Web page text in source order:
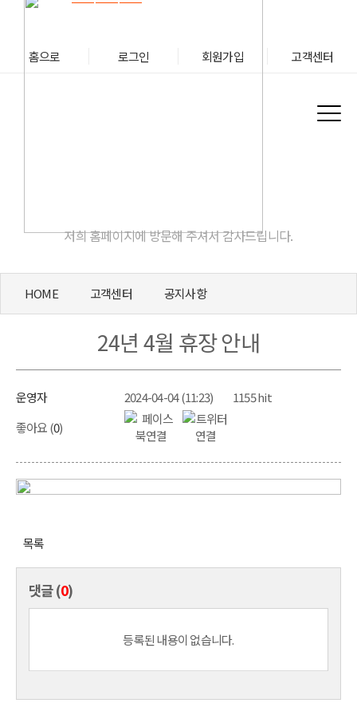
홈으로 로그인 회원가입 고객센터
저희 홈페이지에 방문해 주셔서 감사드립니다.
HOME 고객센터 공지사항
24년 4월 휴장 안내
운영자 2024-04-04 (11:23)
1155 hit
좋아요 (0)
목록
댓글 (0)
등록된 내용이 없습니다.